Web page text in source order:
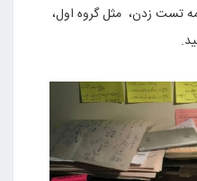
تست زدن، مثل گروه اول،